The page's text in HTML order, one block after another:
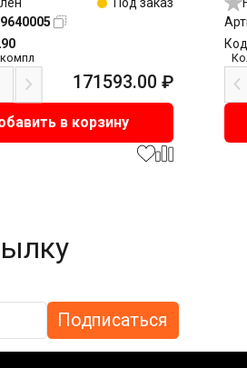
,компл
171593.00 ₽
в корзину